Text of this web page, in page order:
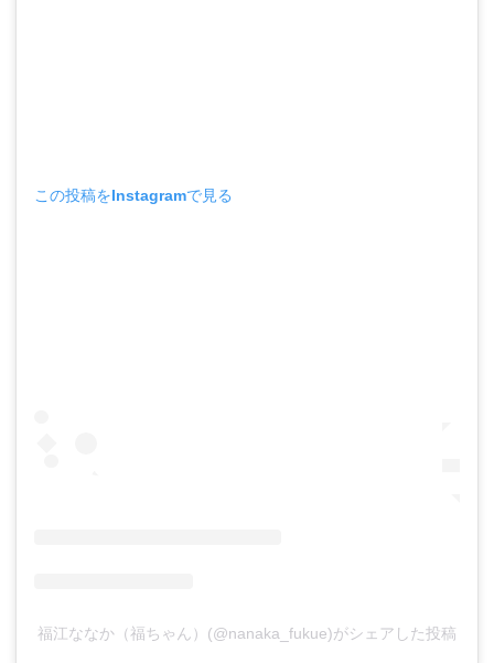
この投稿をInstagramで見る
福江ななか（福ちゃん）(@nanaka_fukue)がシェアした投稿